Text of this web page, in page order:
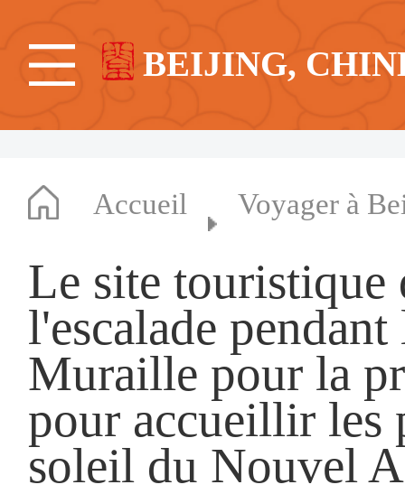
BEIJING,
Accueil Voyager à
Le site touristique
l'escalade
Muraille pour la
pour accueillir les
soleil du Nouvel